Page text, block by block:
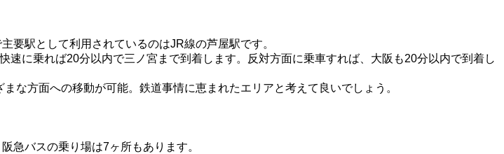
要駅として利用されているのはJR線の芦屋駅です。
に乗れば20分以内で三ノ宮まで到着します。反対方面に乗車すれば、大阪も20分以内で到着し
な方面への移動が可能。鉄道事情に恵まれたエリアと考えて良いでしょう。
急バスの乗り場は7ヶ所もあります。